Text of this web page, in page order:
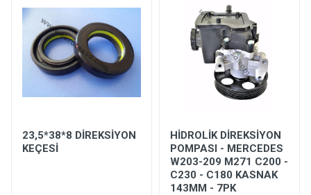
23,5*38*8 DİREKSİYON
KEÇESİ
HİDROLİK DİREKSİYON
POMPASI - MERCEDES
W203-209 M271 C200 -
C230 - C180 KASNAK
143MM - 7PK